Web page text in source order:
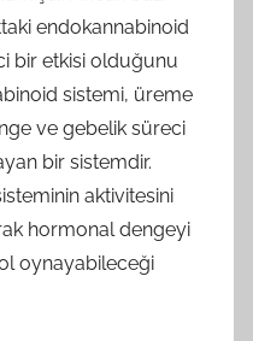
endokannabinoid
bir etkisi olduğunu
sistemi, üreme
ve gebelik süreci
bir sistemdir.
aktivitesini
hormonal dengeyi
oynayabileceği